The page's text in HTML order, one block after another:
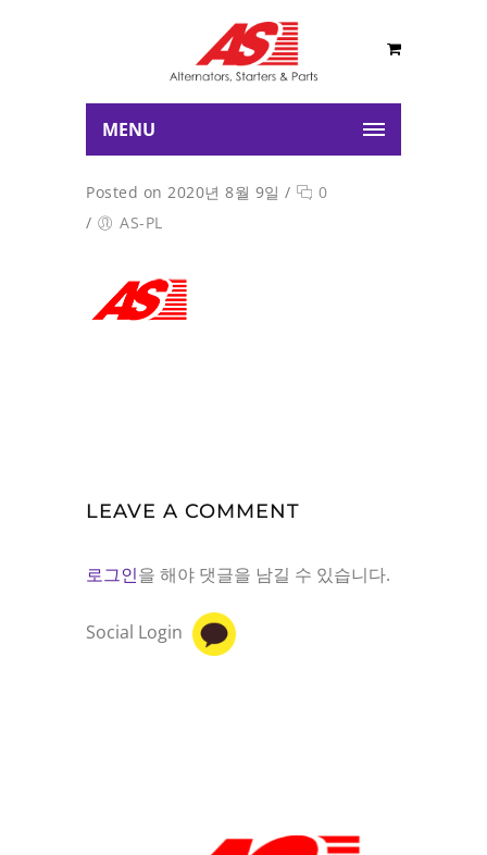
MENU
Posted on 2020년 8월 9일 /
0
/
AS-PL
LEAVE A COMMENT
로그인을 해야 댓글을 남길 수 있습니다.
Social Login